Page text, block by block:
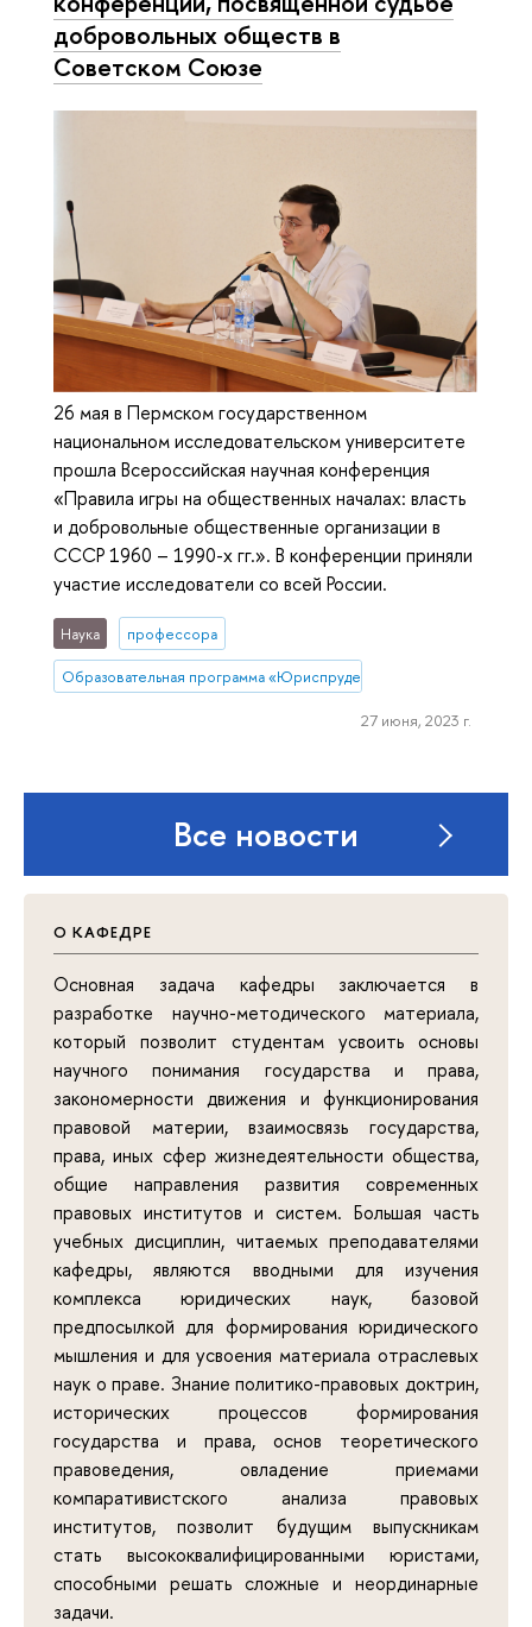
добровольных обществ в
Советском Союзе
26 мая в Пермском государственном
национальном исследовательском университете
прошла Всероссийская научная конференция
«Правила игры на общественных началах: власть
и добровольные общественные организации в
СССР 1960 – 1990-х гг.». В конференции приняли
участие исследователи со всей России.
Наука профессора
Образовательная программа «Юриспруденция»
27 июня, 2023 г.
Все новости
О КАФЕДРЕ
Основная задача кафедры заключается в
разработке научно-методического материала,
который позволит студентам усвоить основы
научного понимания государства и права,
закономерности движения и функционирования
правовой материи, взаимосвязь государства,
права, иных сфер жизнедеятельности общества,
общие направления развития современных
правовых институтов и систем. Большая часть
учебных дисциплин, читаемых преподавателями
кафедры, являются вводными для изучения
комплекса юридических наук, базовой
предпосылкой для формирования юридического
мышления и для усвоения материала отраслевых
наук о праве. Знание политико-правовых доктрин,
исторических процессов формирования
государства и права, основ теоретического
правоведения, овладение приемами
компаративистского анализа правовых
институтов, позволит будущим выпускникам
стать высококвалифицированными юристами,
способными решать сложные и неординарные
задачи.